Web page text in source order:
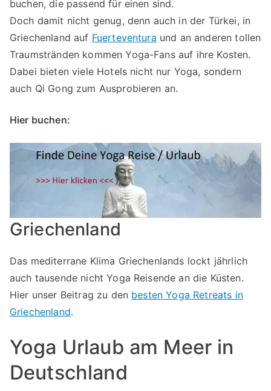
buchen, die passend für einen sind.
Doch damit nicht genug, denn auch in der Türkei, in
Griechenland auf Fuerteventura und an anderen tollen
Traumstränden kommen Yoga-Fans auf ihre Kosten.
Dabei bieten viele Hotels nicht nur Yoga, sondern
auch Qi Gong zum Ausprobieren an.
Hier buchen:
Griechenland
Das mediterrane Klima Griechenlands lockt jährlich
auch tausende nicht Yoga Reisende an die Küsten.
Hier unser Beitrag zu den besten Yoga Retreats in
Griechenland.
Yoga Urlaub am Meer in
Deutschland